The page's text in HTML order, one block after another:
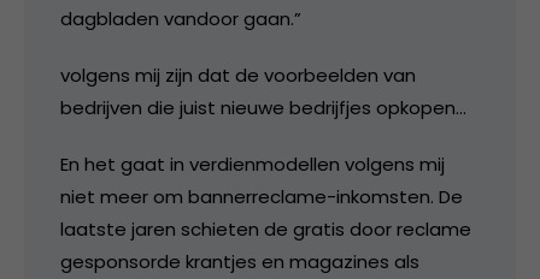
dagbladen vandoor gaan.”
volgens mij zijn dat de voorbeelden van
bedrijven die juist nieuwe bedrijfjes opkopen…
En het gaat in verdienmodellen volgens mij
niet meer om bannerreclame-inkomsten. De
laatste jaren schieten de gratis door reclame
gesponsorde krantjes en magazines als